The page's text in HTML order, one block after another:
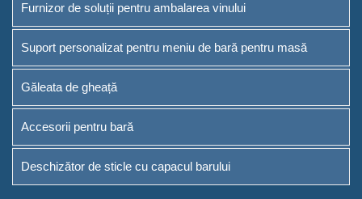
Furnizor de soluții pentru ambalarea vinului
Suport personalizat pentru meniu de bară pentru masă
Găleata de gheață
Accesorii pentru bară
Deschizător de sticle cu capacul barului